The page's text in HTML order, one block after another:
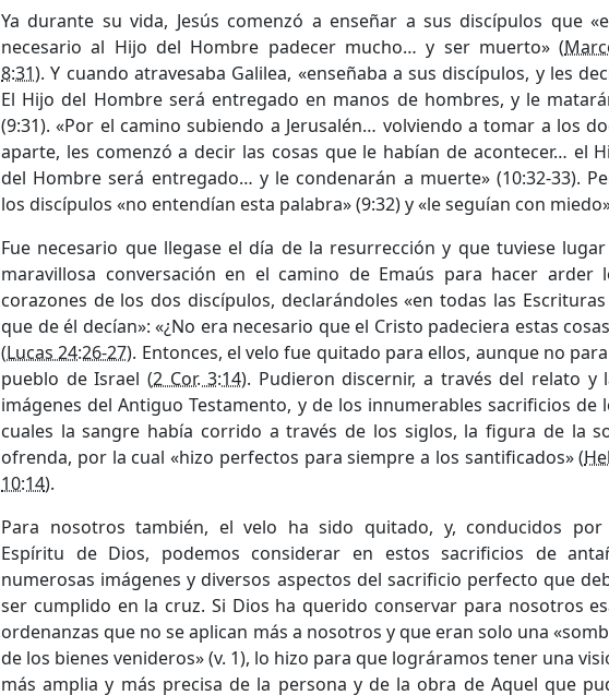
Ya durante su vida, Jesús comenzó a enseñar a sus discípulos que
necesario al Hijo del Hombre padecer mucho… y ser muerto» (
8:31). Y cuando atravesaba Galilea, «enseñaba a sus discípulos, y les
El Hijo del Hombre será entregado en manos de hombres, y le
(9:31). «Por el camino subiendo a Jerusalén… volviendo a tomar a los
aparte, les comenzó a decir las cosas que le habían de acontecer… el
del Hombre será entregado… y le condenarán a muerte» (10:32-33).
los discípulos «no entendían esta palabra» (9:32) y «le seguían con
Fue necesario que llegase el día de la resurrección y que tuviese
maravillosa conversación en el camino de Emaús para hacer arder
corazones de los dos discípulos, declarándoles «en todas las
que de él decían»: «¿No era necesario que el Cristo padeciera estas
(Lucas 24:26-27). Entonces, el velo fue quitado para ellos, aunque no
pueblo de Israel (2 Cor. 3:14). Pudieron discernir, a través del relato y
imágenes del Antiguo Testamento, y de los innumerables sacrificios de
cuales la sangre había corrido a través de los siglos, la figura de la
ofrenda, por la cual «hizo perfectos para siempre a los santificados» (
10:14).
Para nosotros también, el velo ha sido quitado, y, conducidos por
Espíritu de Dios, podemos considerar en estos sacrificios de
numerosas imágenes y diversos aspectos del sacrificio perfecto que
ser cumplido en la cruz. Si Dios ha querido conservar para nosotros
ordenanzas que no se aplican más a nosotros y que eran solo una
de los bienes venideros» (v. 1), lo hizo para que lográramos tener una
más amplia y más precisa de la persona y de la obra de Aquel que